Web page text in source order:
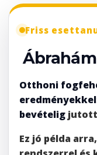
Friss
Otthoni
bevételig
Ez jó példa